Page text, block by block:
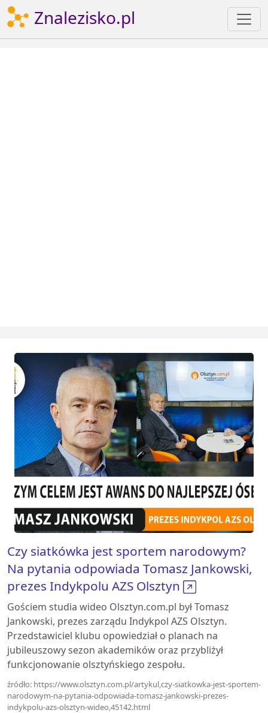
Znalezisko.pl
Czy siatkówka jest sportem narodowym?
Na pytania odpowiada Tomasz Jankowski,
prezes Indykpolu AZS Olsztyn
Gościem studia wideo Olsztyn.com.pl był Tomasz
Jankowski, prezes zarządu Indykpol AZS Olsztyn.
Przedstawiciel klubu opowiedział o planach na
jubileuszowy sezon akademików oraz przybliżył
funkcjonowanie olsztyńskiego zespołu.
źródło: https://www.olsztyn.com.pl/artykul,czy-siatkowka-jest-sportem-
narodowym-na-pytania-odpowiada-tomasz-jankowski-prezes-
indykpolu-azs-olsztyn-wideo,45142.html